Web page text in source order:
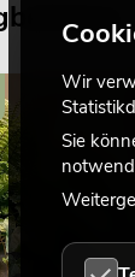
Wir
Sie